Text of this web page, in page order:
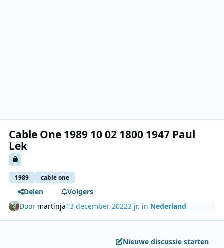
Cable One 1989 10 02 1800 1947 Paul
Lek
1989 cable one
Delen
Volgers
Door martinja13 december 20223 jr. in Nederland
Nieuwe discussie starten